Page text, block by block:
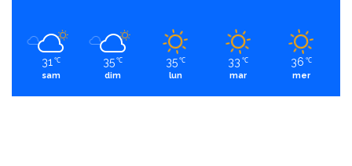
31 ℃
sam
35 ℃
dim
35 ℃
lun
33 ℃
mar
36 ℃
mer